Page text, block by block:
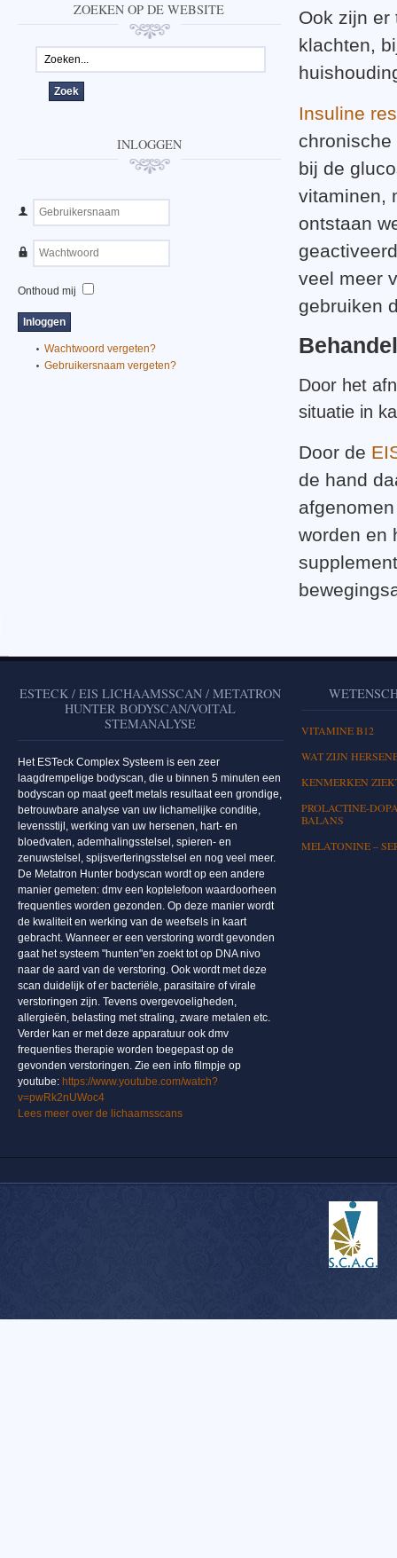
Ook zijn er
klachten,
Insuline
bij de
vitaminen,
ontstaan
veel meer
gebruiken
Door het
situatie in
Door de
de hand
worden en
ZOEKEN OP DE WEBSITE
INLOGGEN
Onthoud mij
Wachtwoord vergeten?
Gebruikersnaam vergeten?
ESTECK / EIS LICHAAMSSCAN / METATRON
HUNTER BODYSCAN/VOITAL
STEMANALYSE
Het ESTeck Complex Systeem is een zeer
laagdrempelige bodyscan, die u binnen 5 minuten een
bodyscan op maat geeft metals resultaat een grondige,
betrouwbare analyse van uw lichamelijke conditie,
levensstijl, werking van uw hersenen, hart- en
bloedvaten, ademhalingsstelsel, spieren- en
zenuwstelsel, spijsverteringsstelsel en nog veel meer.
De Metatron Hunter bodyscan wordt op een andere
manier gemeten: dmv een koptelefoon waardoorheen
frequenties worden gezonden. Op deze manier wordt
de kwaliteit en werking van de weefsels in kaart
gebracht. Wanneer er een verstoring wordt gevonden
gaat het systeem "hunten"en zoekt tot op DNA nivo
naar de aard van de verstoring. Ook wordt met deze
scan duidelijk of er bacteriële, parasitaire of virale
verstoringen zijn. Tevens overgevoeligheden,
allergieën, belasting met straling, zware metalen etc.
Verder kan er met deze apparatuur ook dmv
frequenties therapie worden toegepast op de
gevonden verstoringen. Zie een info filmpje op
youtube: https://www.youtube.com/watch?
v=pwRk2nUWoc4
Lees meer over de lichaamsscans
VITAMINE B12
WAT ZIJN
KENMERKEN
PROLACTINE-
BALANS
MELATONINE –